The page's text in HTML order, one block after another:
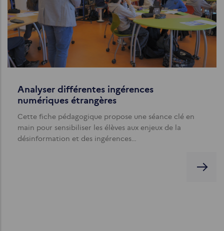
Analyser différentes ingérences
numériques étrangères
Cette fiche pédagogique propose une séance clé en
main pour sensibiliser les élèves aux enjeux de la
désinformation et des ingérences…